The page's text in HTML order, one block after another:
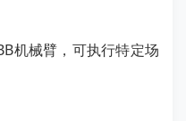
机械臂，可执行特定场